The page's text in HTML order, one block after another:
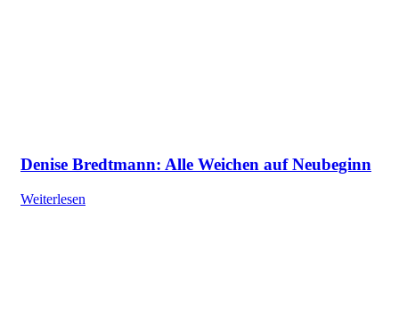
Denise Bredtmann: Alle Weichen auf Neubeginn
Weiterlesen